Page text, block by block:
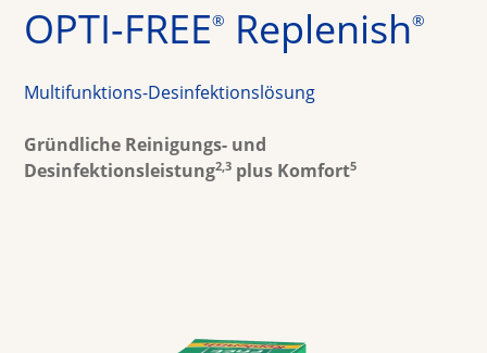
Multifokale Linsen
Farbige Linsen
OPTI-FREE® Replenish®
Multifunktions-Desinfektionslösung
Gründliche Reinigungs- und
Desinfektionsleistung2,3 plus Komfort5